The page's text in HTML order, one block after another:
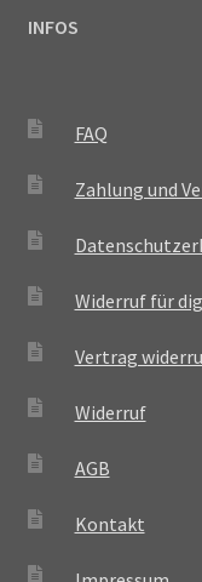
INFOS
FAQ
Zahlung und
Widerruf für
Vertrag
Widerruf
AGB
Kontakt